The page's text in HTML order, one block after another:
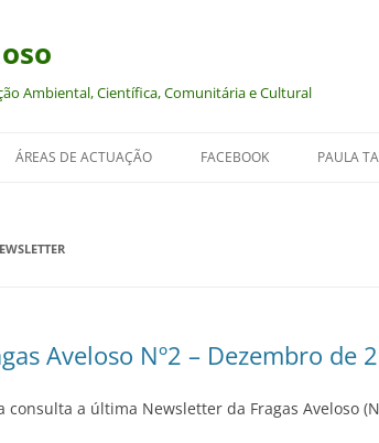
Ambiental, Científica, Comunitária e Cultural
ÁREAS DE ACTUAÇÃO
CULTURA
FACEBOOK PAULA
Aveloso Nº2 – Dezembro de
consulta a última Newsletter da Fragas Aveloso